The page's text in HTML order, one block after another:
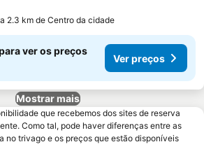
a 2.3 km de Centro da cidade
ver os preços
Ver preços
Mostrar mais
que recebemos dos sites de reserva
Como tal, pode haver diferenças entre as
no trivago e os preços que estão disponíveis